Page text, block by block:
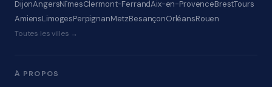
DijonAngersNîmesClermont-FerrandAix-en-ProvenceBrestTours
AmiensLimogesPerpignanMetzBesançonOrléansRouen
Toutes les villes →
À PROPOS